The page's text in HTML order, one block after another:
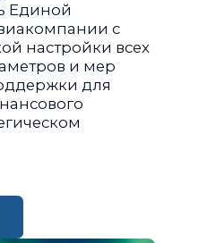
Единой
с
настройки всех
и мер
для